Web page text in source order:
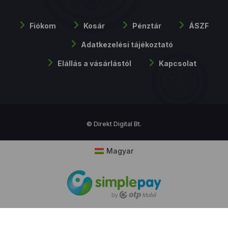
Fiókom Kosár Pénztár ÁSZF
Adatkezelési tájékoztató
Elállás a vásárlástól Kapcsolat
© Direkt Digital Bt.
Magyar